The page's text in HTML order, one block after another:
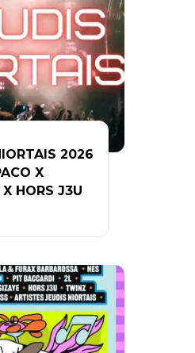
2026
X
HORS J3U